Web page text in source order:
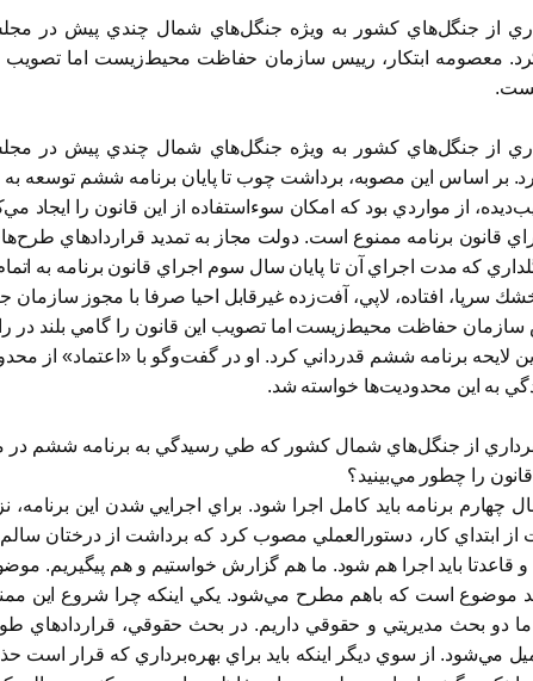
از جنگل‌هاي كشور به ويژه جنگل‌هاي شمال چندي پيش در
معصومه ابتكار، رييس سازمان حفاظت محيط‌زيست اما تصويب
از جنگل‌هاي كشور به ويژه جنگل‌هاي شمال چندي پيش در
بر اساس اين مصوبه، برداشت چوب تا پايان برنامه ششم
از مواردي بود كه امكان سوءاستفاده از اين قانون را
قانون برنامه ممنوع است. دولت مجاز به تمديد قراردادهاي
كه مدت اجراي آن تا پايان سال سوم اجراي قانون برنامه به
سرپا، افتاده، لاپي، آفت‌زده غيرقابل احيا صرفا با مجوز
سازمان حفاظت محيط‌زيست اما تصويب اين قانون را گامي بلند
به اين محدوديت‌ها خواسته شد.
از جنگل‌هاي شمال كشور كه طي رسيدگي به برنامه ششم
را چطور مي‌بينيد؟
سال چهارم برنامه بايد كامل اجرا شود. براي اجرايي شدن اين
از ابتداي كار، دستورالعملي مصوب كرد كه برداشت از درختان
و قاعدتا بايد اجرا هم شود. ما هم گزارش خواستيم و هم پيگيريم.
موضوع است كه باهم مطرح مي‌شود. يكي اينكه چرا شروع اين
دو بحث مديريتي و حقوقي داريم. در بحث حقوقي، قراردادهاي
مي‌شود. از سوي ديگر اينكه بايد براي بهره‌‌برداري كه قرار